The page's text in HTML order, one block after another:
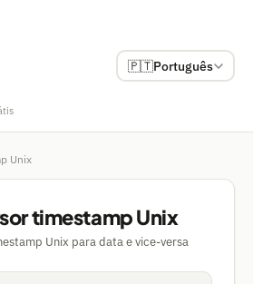
🇵🇹Português
Unix
timestamp Unix
Unix para data e vice-versa